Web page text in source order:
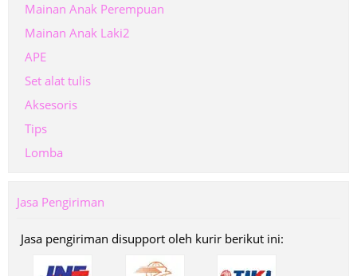
Mainan Anak Perempuan
Mainan Anak Laki2
APE
Set alat tulis
Aksesoris
Tips
Lomba
Jasa Pengiriman
Jasa pengiriman disupport oleh kurir berikut ini: